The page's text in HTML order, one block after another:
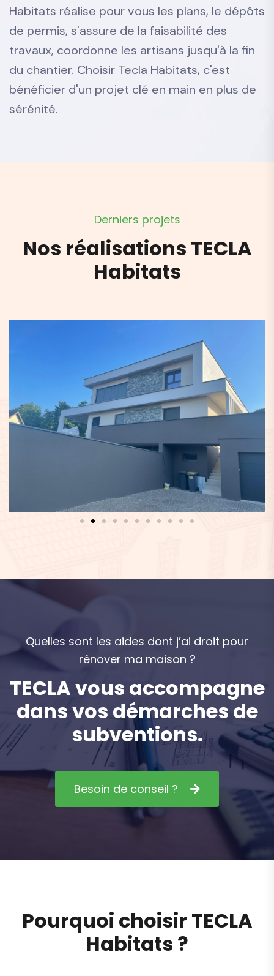
Habitats réalise pour vous les plans, le dépôts
de permis, s'assure de la faisabilité des
travaux, coordonne les artisans jusqu'à la fin
du chantier. Choisir Tecla Habitats, c'est
bénéficier d'un projet clé en main en plus de
sérénité.
Derniers projets
Nos réalisations TECLA
Habitats
Quelles sont les aides dont j’ai droit pour
rénover ma maison ?
TECLAvous accompagne
dansvos démarches de
subventions.
Besoin de conseil ?
Pourquoi choisir TECLA
Habitats ?